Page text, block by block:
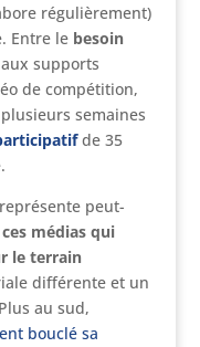
régulièrement)
Entre le besoin
supports
de compétition,
semaines
de 35
peut-
médias qui
le terrain
différente et un
au sud,
bouclé sa